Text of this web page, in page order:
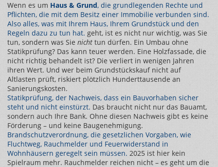
Wenn es um Haus & Grund, die grundlegenden Rechte und
Pflichten, die mit dem Besitz einer Immobilie verbunden sind.
Also alles, was mit Ihrem Haus, Ihrem Grundstück und den
Regeln dazu zu tun hat. geht, ist es nicht nur wichtig, was Sie
tun, sondern was Sie nicht tun dürfen. Ein Umbau ohne
Statikprüfung? Das kann teuer werden. Eine Holzfassade, die
nicht richtig behandelt ist? Die verliert in wenigen Jahren
ihren Wert. Und wer beim Grundstückskauf nicht auf
Altlasten prüft, riskiert plötzlich Hunderttausende an
Sanierungskosten.
Statikprüfung, der Nachweis, dass ein Bauvorhaben sicher
steht und nicht einstürzt. Das braucht nicht nur das Bauamt,
sondern auch Ihre Bank. Ohne diesen Nachweis gibt es keine
Förderung – und keine Baugenehmigung.
Brandschutzverordnung, die gesetzlichen Vorgaben, wie
Fluchtweg, Rauchmelder und Feuerwiderstand in
Wohnhäusern geregelt sein müssen. 2025 ist hier kein
Spielraum mehr. Rauchmelder reichen nicht – es geht um die